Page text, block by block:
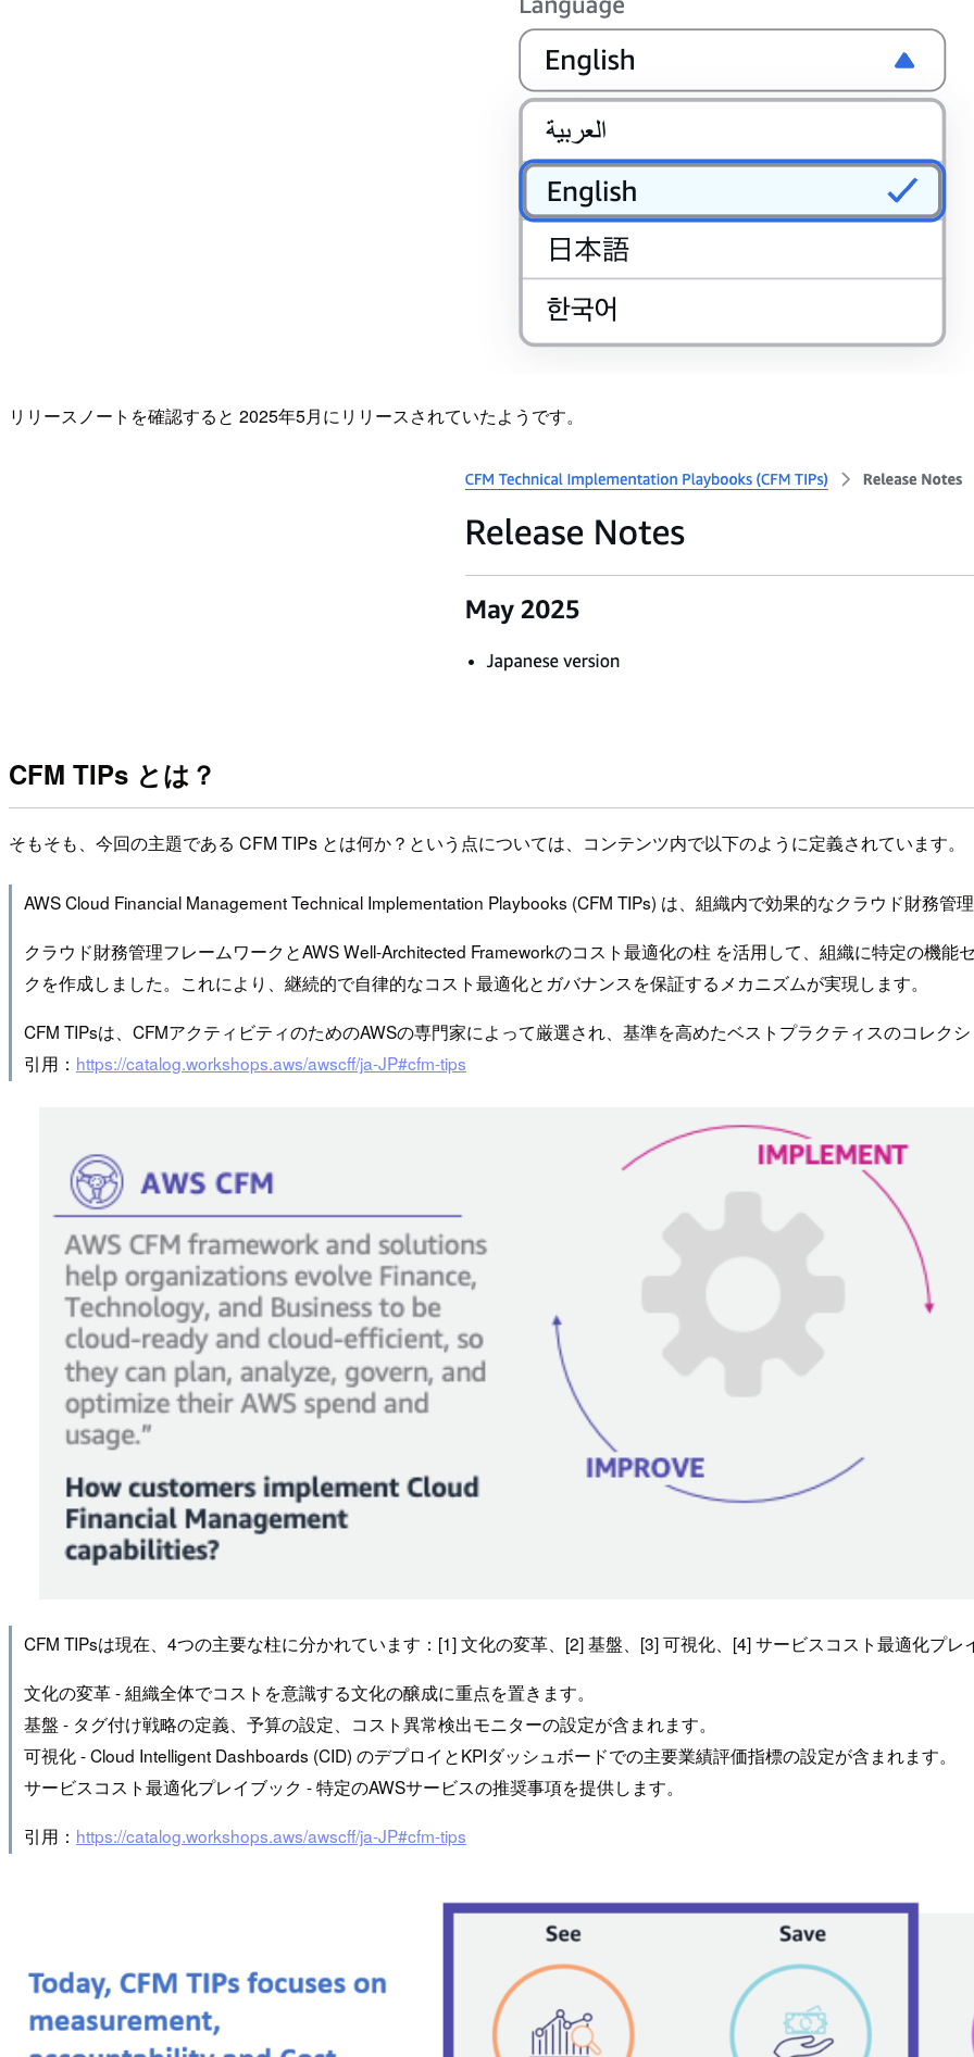
リリースノートを確認すると 2025年5月にリリースされていたようです。
CFM TIPs とは？
そもそも、今回の主題である CFM TIPs とは何か？という点については、コンテンツ内で以下のように定義されています。
AWS Cloud Financial Management Technical Implementation Playbooks (CFM TIPs) は、組織内で効果的なクラウド財務管
クラウド財務管理フレームワークとAWS Well-Architected Frameworkのコスト最適化の柱 を活用して、組織に特定の機
クを作成しました。これにより、継続的で自律的なコスト最適化とガバナンスを保証するメカニズムが実現します。
CFM TIPsは、CFMアクティビティのためのAWSの専門家によって厳選され、基準を高めたベストプラクティスのコレクシ
引用： https://catalog.workshops.aws/awscff/ja-JP#cfm-tips
CFM TIPsは現在、4つの主要な柱に分かれています：[1] 文化の変革、[2] 基盤、[3] 可視化、[4] サービスコスト最適化プレ
文化の変革 - 組織全体でコストを意識する文化の醸成に重点を置きます。
基盤 - タグ付け戦略の定義、予算の設定、コスト異常検出モニターの設定が含まれます。
可視化 - Cloud Intelligent Dashboards (CID) のデプロイとKPIダッシュボードでの主要業績評価指標の設定が含まれます。
サービスコスト最適化プレイブック - 特定のAWSサービスの推奨事項を提供します。
引用： https://catalog.workshops.aws/awscff/ja-JP#cfm-tips